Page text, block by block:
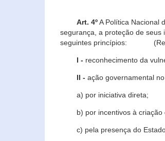
Art. 4ºA Política Nacional
segurança, a proteção de seus
seguintes princípios:
I - reconhecimento da
II - ação governamental
a) por iniciativa direta;
b) por incentivos à criação e
c) pela presença do Estado